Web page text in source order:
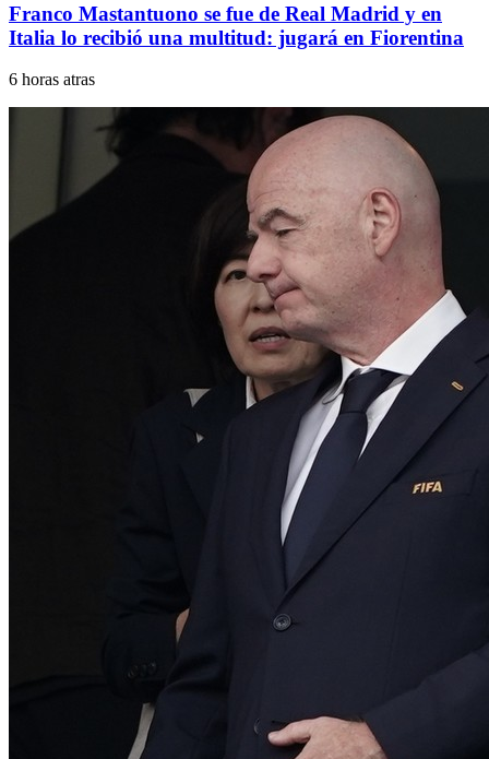
Franco Mastantuono se fue de Real Madrid y en
Italia lo recibió una multitud: jugará en Fiorentina
6 horas atras